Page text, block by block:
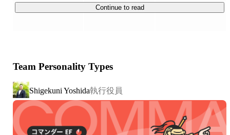
・WEBデザイン・クリエイティブ制作
・カスタマーサクセス・サポート代行
▍業績
￣￣￣￣￣￣￣￣￣￣
2024年　売上高15億円　社員数20名
2025年　売上高30億円　社員数30名
Continue to read
Team Personality Types
Shigekuni Yoshida執行役員